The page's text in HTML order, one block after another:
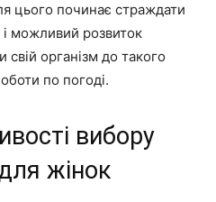
цього починає страждати
можливий розвиток
організм до такого
по погоді.
вибору
жінок